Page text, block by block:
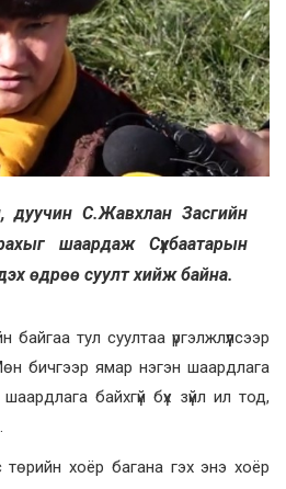
дуучин С.Жавхлан Засгийн
шаардаж Сүхбаатарын
өдрөө суулт хийж байна.
байгаа тул суултаа үргэлжлүүлсээр
бичгээр ямар нэгэн шаардлага
шаардлага байхгүй бүх зүйл ил тод,
төрийн хоёр багана гэх энэ хоёр